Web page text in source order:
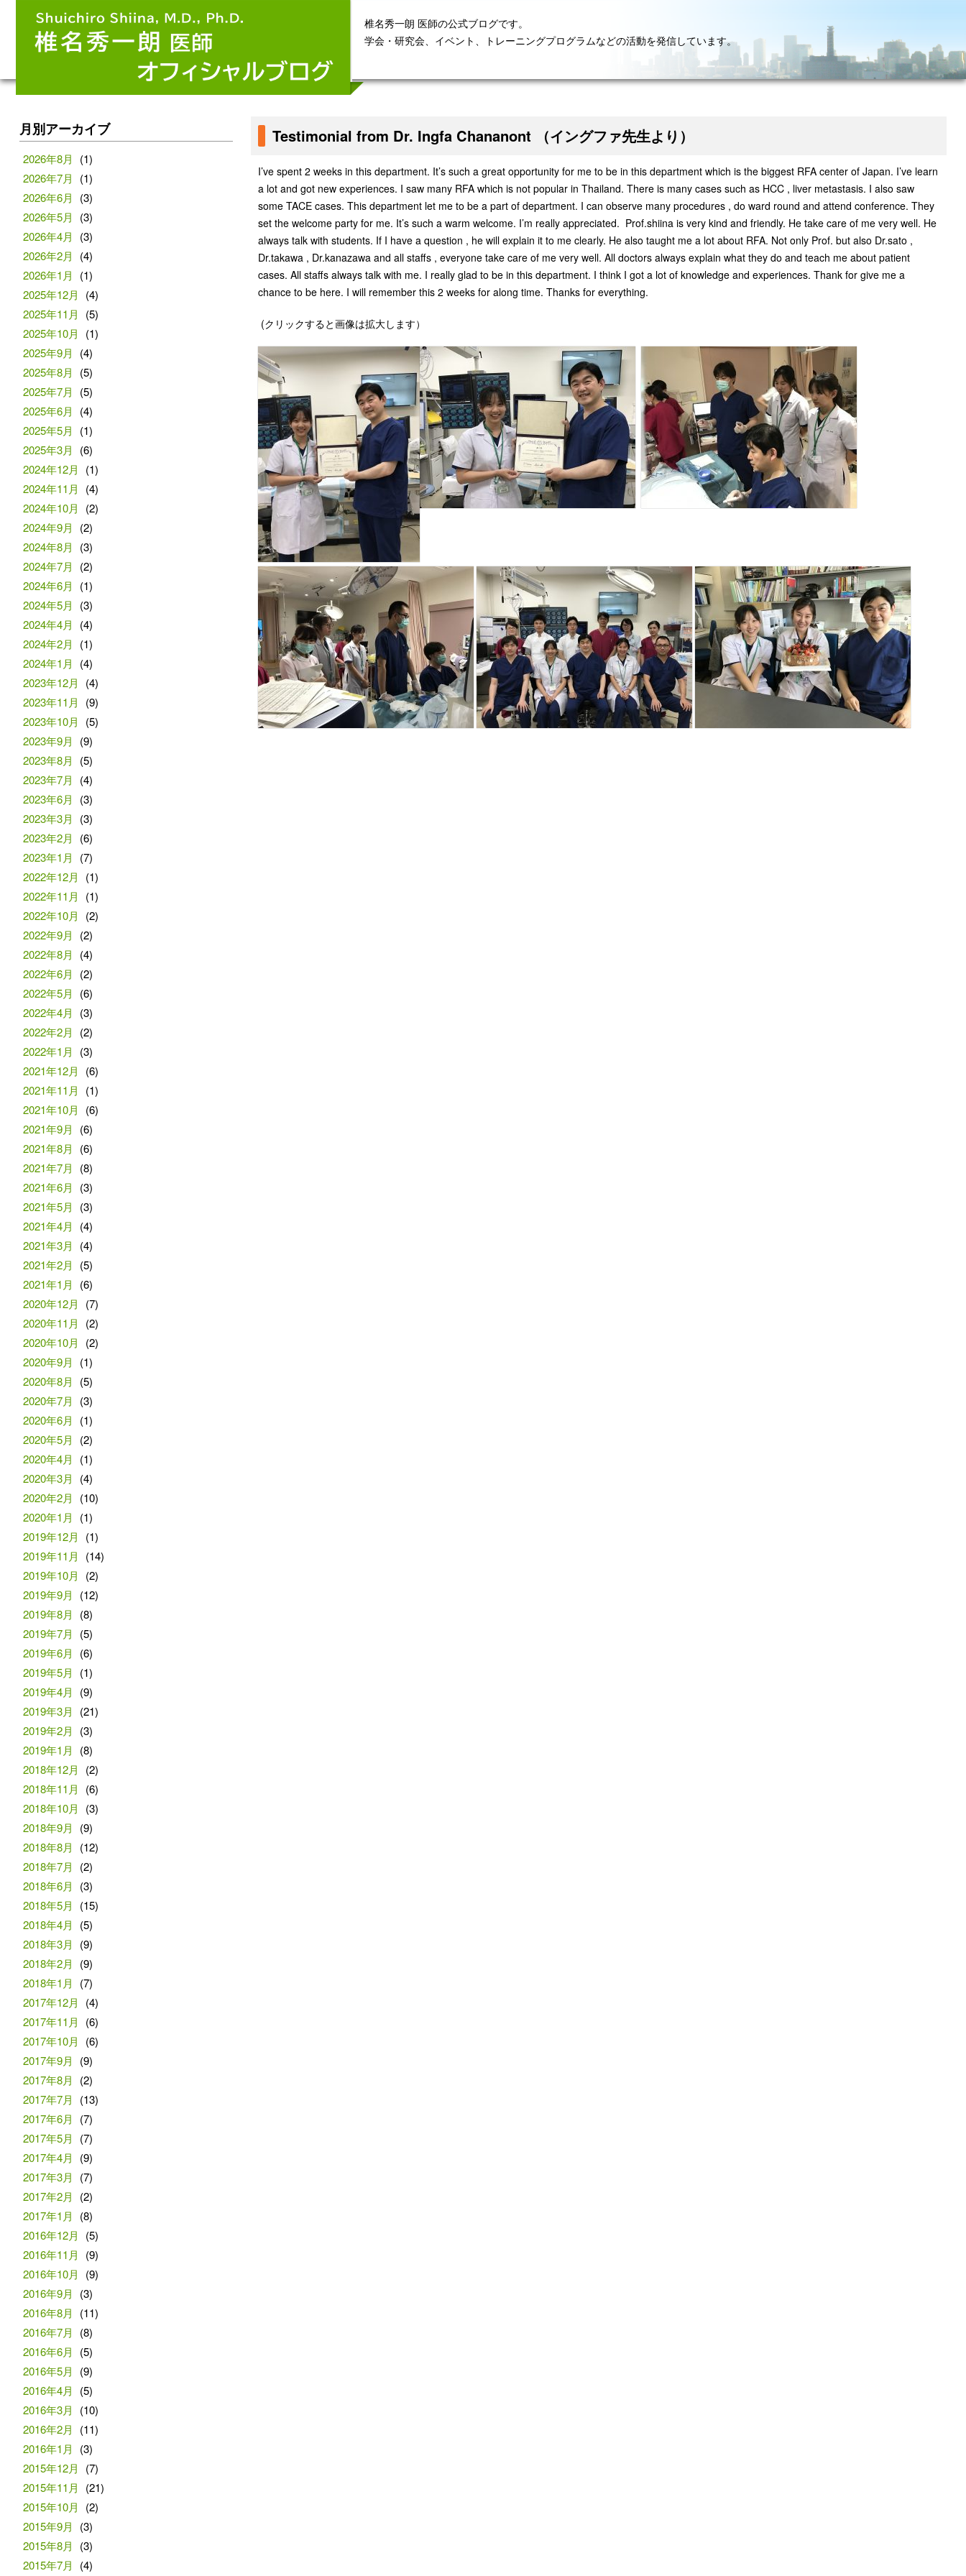
椎名秀一朗 医師の公式ブログです。
学会・研究会、イベント、トレーニングプログラムなどの活動を発信しています。
Testimonial from Dr. Ingfa Chananont （イングファ先生より）
I’ve spent 2 weeks in this department. It’s such a great opportunity for me to be in this department which is the biggest RFA center of Japan. I’ve learn
a lot and got new experiences. I saw many RFA which is not popular in Thailand. There is many cases such as HCC , liver metastasis. I also saw
some TACE cases. This department let me to be a part of department. I can observe many procedures , do ward round and attend conference. They
set the welcome party for me. It’s such a warm welcome. I’m really appreciated. Prof.shiina is very kind and friendly. He take care of me very well. He
always talk with students. If I have a question , he will explain it to me clearly. He also taught me a lot about RFA. Not only Prof. but also Dr.sato ,
Dr.takawa , Dr.kanazawa and all staffs , everyone take care of me very well. All doctors always explain what they do and teach me about patient
cases. All staffs always talk with me. I really glad to be in this department. I think I got a lot of knowledge and experiences. Thank for give me a
chance to be here. I will remember this 2 weeks for along time. Thanks for everything.
(クリックすると画像は拡大します）
月別アーカイブ
2026年8月
(1)
2026年7月
(1)
2026年6月
(3)
2026年5月
(3)
2026年4月
(3)
2026年2月
(4)
2026年1月
(1)
2025年12月
(4)
2025年11月
(5)
2025年10月
(1)
2025年9月
(4)
2025年8月
(5)
2025年7月
(5)
2025年6月
(4)
2025年5月
(1)
2025年3月
(6)
2024年12月
(1)
2024年11月
(4)
2024年10月
(2)
2024年9月
(2)
2024年8月
(3)
2024年7月
(2)
2024年6月
(1)
2024年5月
(3)
2024年4月
(4)
2024年2月
(1)
2024年1月
(4)
2023年12月
(4)
2023年11月
(9)
2023年10月
(5)
2023年9月
(9)
2023年8月
(5)
2023年7月
(4)
2023年6月
(3)
2023年3月
(3)
2023年2月
(6)
2023年1月
(7)
2022年12月
(1)
2022年11月
(1)
2022年10月
(2)
2022年9月
(2)
2022年8月
(4)
2022年6月
(2)
2022年5月
(6)
2022年4月
(3)
2022年2月
(2)
2022年1月
(3)
2021年12月
(6)
2021年11月
(1)
2021年10月
(6)
2021年9月
(6)
2021年8月
(6)
2021年7月
(8)
2021年6月
(3)
2021年5月
(3)
2021年4月
(4)
2021年3月
(4)
2021年2月
(5)
2021年1月
(6)
2020年12月
(7)
2020年11月
(2)
2020年10月
(2)
2020年9月
(1)
2020年8月
(5)
2020年7月
(3)
2020年6月
(1)
2020年5月
(2)
2020年4月
(1)
2020年3月
(4)
2020年2月
(10)
2020年1月
(1)
2019年12月
(1)
2019年11月
(14)
2019年10月
(2)
2019年9月
(12)
2019年8月
(8)
2019年7月
(5)
2019年6月
(6)
2019年5月
(1)
2019年4月
(9)
2019年3月
(21)
2019年2月
(3)
2019年1月
(8)
2018年12月
(2)
2018年11月
(6)
2018年10月
(3)
2018年9月
(9)
2018年8月
(12)
2018年7月
(2)
2018年6月
(3)
2018年5月
(15)
2018年4月
(5)
2018年3月
(9)
2018年2月
(9)
2018年1月
(7)
2017年12月
(4)
2017年11月
(6)
2017年10月
(6)
2017年9月
(9)
2017年8月
(2)
2017年7月
(13)
2017年6月
(7)
2017年5月
(7)
2017年4月
(9)
2017年3月
(7)
2017年2月
(2)
2017年1月
(8)
2016年12月
(5)
2016年11月
(9)
2016年10月
(9)
2016年9月
(3)
2016年8月
(11)
2016年7月
(8)
2016年6月
(5)
2016年5月
(9)
2016年4月
(5)
2016年3月
(10)
2016年2月
(11)
2016年1月
(3)
2015年12月
(7)
2015年11月
(21)
2015年10月
(2)
2015年9月
(3)
2015年8月
(3)
2015年7月
(4)